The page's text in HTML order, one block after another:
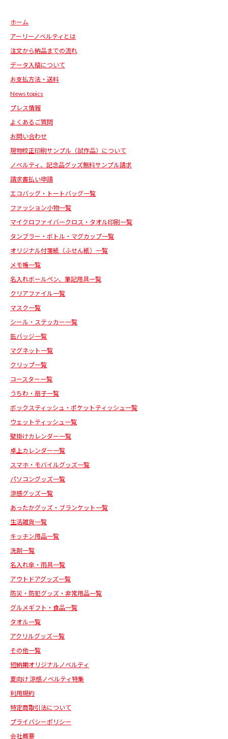
ホーム
アーリーノベルティとは
注文から納品までの流れ
データ入稿について
お支払方法・送料
News topics
プレス情報
よくあるご質問
お問い合わせ
現物校正印刷サンプル（試作品）について
ノベルティ、記念品グッズ無料サンプル請求
請求書払い申請
エコバッグ・トートバッグ一覧
ファッション小物一覧
マイクロファイバークロス・タオル印刷一覧
タンブラー・ボトル・マグカップ一覧
オリジナル付箋紙（ふせん紙）一覧
メモ帳一覧
名入れボールペン、筆記用具一覧
クリアファイル一覧
マスク一覧
シール・ステッカー一覧
缶バッジ一覧
マグネット一覧
クリップ一覧
コースター一覧
うちわ・扇子一覧
ボックスティッシュ・ポケットティッシュ一覧
ウェットティッシュ一覧
壁掛けカレンダー一覧
卓上カレンダー一覧
スマホ・モバイルグッズ一覧
パソコングッズ一覧
涼感グッズ一覧
あったかグッズ・ブランケット一覧
生活雑貨一覧
キッチン用品一覧
洗剤一覧
名入れ傘・雨具一覧
アウトドアグッズ一覧
防災・防犯グッズ・非常用品一覧
グルメギフト・食品一覧
タオル一覧
アクリルグッズ一覧
その他一覧
短納期オリジナルノベルティ
夏向け 涼感ノベルティ特集
利用規約
特定商取引法について
プライバシーポリシー
会社概要